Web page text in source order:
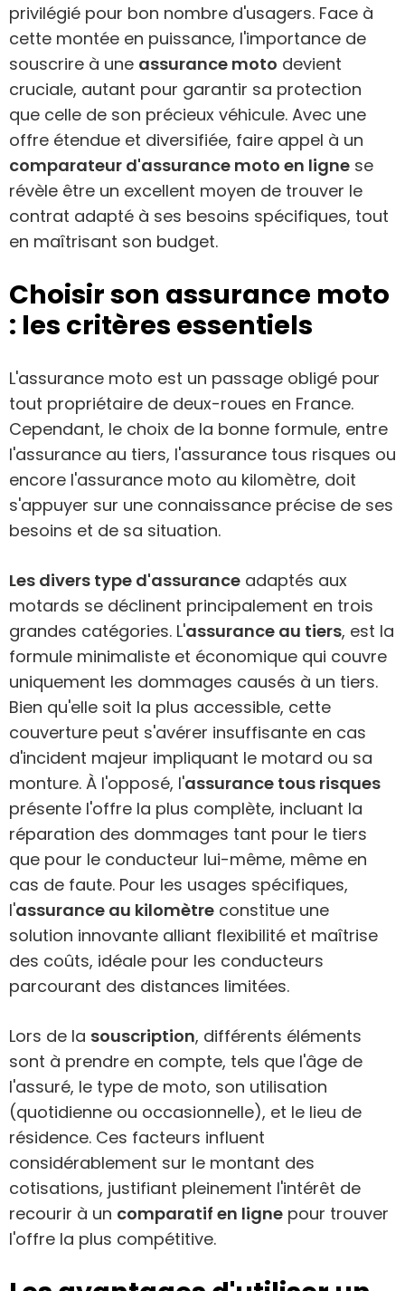
privilégié pour bon nombre d'usagers. Face à
cette montée en puissance, l'importance de
souscrire à une assurance moto devient
cruciale, autant pour garantir sa protection
que celle de son précieux véhicule. Avec une
offre étendue et diversifiée, faire appel à un
comparateur d'assurance moto en ligne se
révèle être un excellent moyen de trouver le
contrat adapté à ses besoins spécifiques, tout
en maîtrisant son budget.
Choisir son assurance moto
: les critères essentiels
L'assurance moto est un passage obligé pour
tout propriétaire de deux-roues en France.
Cependant, le choix de la bonne formule, entre
l'assurance au tiers, l'assurance tous risques ou
encore l'assurance moto au kilomètre, doit
s'appuyer sur une connaissance précise de ses
besoins et de sa situation.
Les divers type d'assurance adaptés aux
motards se déclinent principalement en trois
grandes catégories. L'assurance au tiers, est la
formule minimaliste et économique qui couvre
uniquement les dommages causés à un tiers.
Bien qu'elle soit la plus accessible, cette
couverture peut s'avérer insuffisante en cas
d'incident majeur impliquant le motard ou sa
monture. À l'opposé, l'assurance tous risques
présente l'offre la plus complète, incluant la
réparation des dommages tant pour le tiers
que pour le conducteur lui-même, même en
cas de faute. Pour les usages spécifiques,
l'assurance au kilomètre constitue une
solution innovante alliant flexibilité et maîtrise
des coûts, idéale pour les conducteurs
parcourant des distances limitées.
Lors de la souscription, différents éléments
sont à prendre en compte, tels que l'âge de
l'assuré, le type de moto, son utilisation
(quotidienne ou occasionnelle), et le lieu de
résidence. Ces facteurs influent
considérablement sur le montant des
cotisations, justifiant pleinement l'intérêt de
recourir à un comparatif en ligne pour trouver
l'offre la plus compétitive.